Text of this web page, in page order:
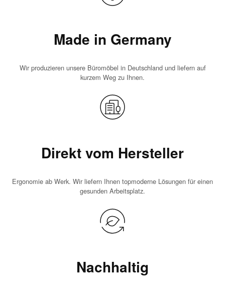
Made in Germany
Wir produzieren unsere Büromöbel in Deutschland und liefern auf
kurzem Weg zu Ihnen.
Direkt vom Hersteller
Ergonomie ab Werk. Wir liefern Ihnen topmoderne Lösungen für einen
gesunden Arbeitsplatz.
Nachhaltig